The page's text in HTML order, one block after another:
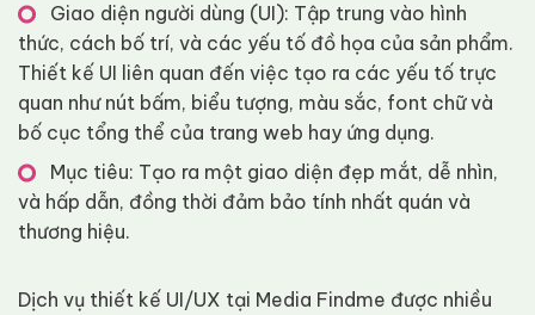
Giao diện người dùng (UI): Tập trung vào hình
thức, cách bố trí, và các yếu tố đồ họa của sản phẩm.
Thiết kế UI liên quan đến việc tạo ra các yếu tố trực
quan như nút bấm, biểu tượng, màu sắc, font chữ và
bố cục tổng thể của trang web hay ứng dụng.
Mục tiêu: Tạo ra một giao diện đẹp mắt, dễ nhìn,
và hấp dẫn, đồng thời đảm bảo tính nhất quán và
thương hiệu.
Dịch vụ thiết kế UI/UX tại Media Findme được nhiều